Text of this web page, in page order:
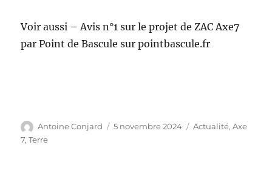
Voir aussi – Avis n°1 sur le projet de ZAC Axe7
par Point de Bascule sur pointbascule.fr
Auteur
Antoine Conjard
Publié
5 novembre 2024 Catégories
Actualité,Axe
7,Terre